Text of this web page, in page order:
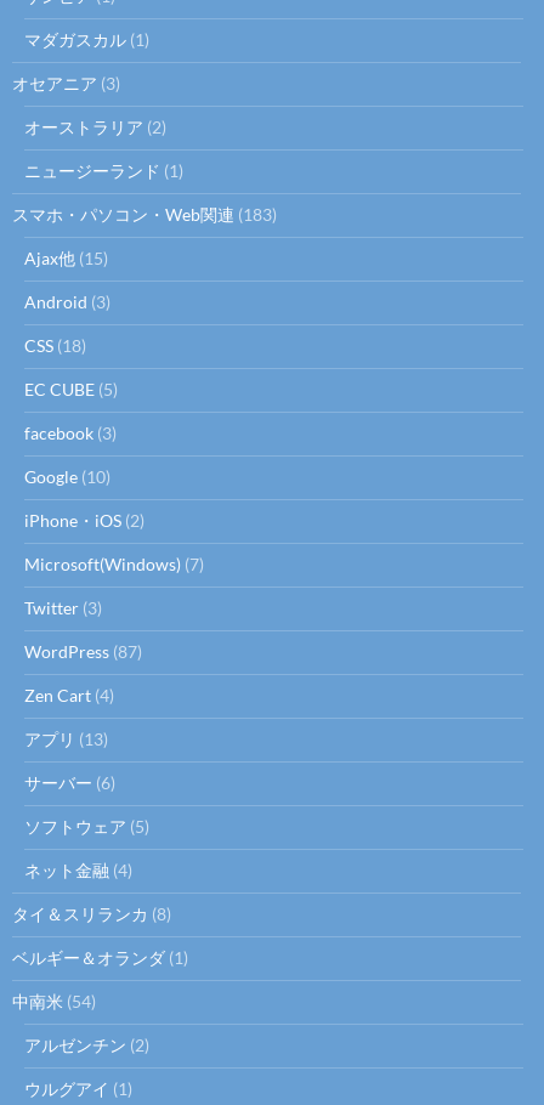
マダガスカル (1)
オセアニア (3)
オーストラリア (2)
ニュージーランド (1)
スマホ・パソコン・Web関連 (183)
Ajax他 (15)
Android (3)
CSS (18)
EC CUBE (5)
facebook (3)
Google (10)
iPhone・iOS (2)
Microsoft(Windows) (7)
Twitter (3)
WordPress (87)
Zen Cart (4)
アプリ (13)
サーバー (6)
ソフトウェア (5)
ネット金融 (4)
タイ＆スリランカ (8)
ベルギー＆オランダ (1)
中南米 (54)
アルゼンチン (2)
ウルグアイ (1)